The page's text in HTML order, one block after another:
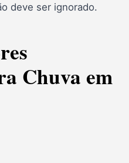
deve ser ignorado.
Chuva em